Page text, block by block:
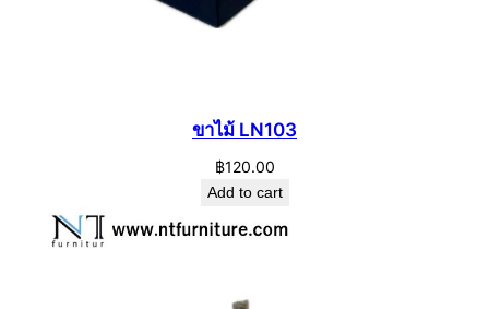
ขาไม้ LN103
฿120.00
Add to cart